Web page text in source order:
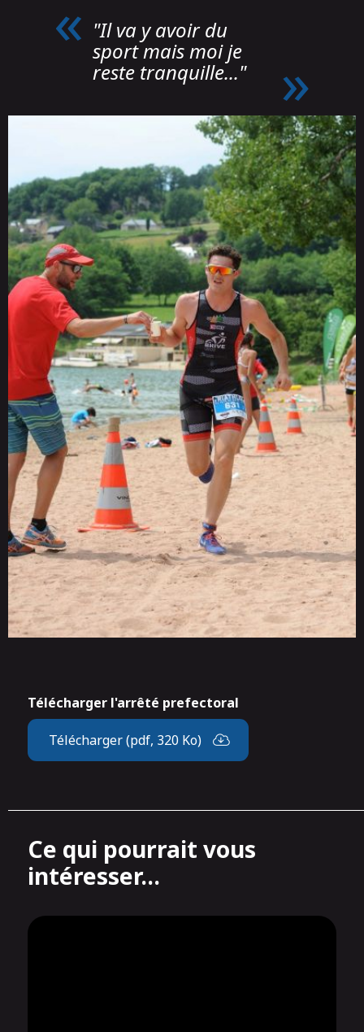
"Il va y avoir du
sport mais moi je
reste tranquille..."
Télécharger l'arrêté prefectoral
Télécharger (pdf, 320 Ko)
Ce qui pourrait vous
intéresser...